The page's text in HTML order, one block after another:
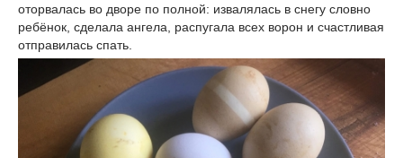
оторвалась во дворе по полной: извалялась в снегу словно
ребёнок, сделала ангела, распугала всех ворон и счастливая
отправилась спать.